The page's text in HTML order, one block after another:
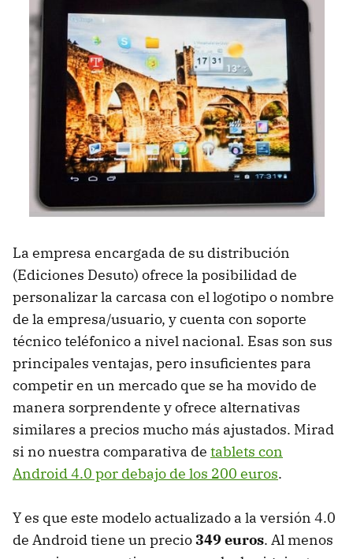
La empresa encargada de su distribución
(Ediciones Desuto) ofrece la posibilidad de
personalizar la carcasa con el logotipo o nombre
de la empresa/usuario, y cuenta con soporte
técnico teléfonico a nivel nacional. Esas son sus
principales ventajas, pero insuficientes para
competir en un mercado que se ha movido de
manera sorprendente y ofrece alternativas
similares a precios mucho más ajustados. Mirad
si no nuestra comparativa de tablets con
Android 4.0 por debajo de los 200 euros.
Y es que este modelo actualizado a la versión 4.0
de Android tiene un precio349 euros. Al menos